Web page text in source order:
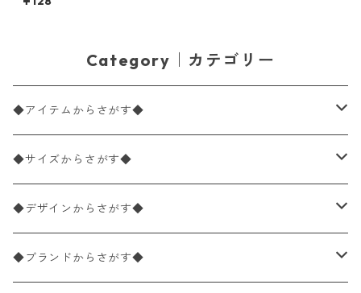
Sloth ホワイト
Category｜カテゴリー
◆アイテムからさがす◆
ペーパーナプキン2枚バラ売り
ペーパーナプキン1枚バラ売り
ペーパーナプキン20枚入りパック
◆サイズからさがす◆
33×33cm（ランチサイズ）
バラ売り
25×25cm（カクテルサイズ）
◆デザインからさがす◆
花柄
◆ブランドからさがす◆